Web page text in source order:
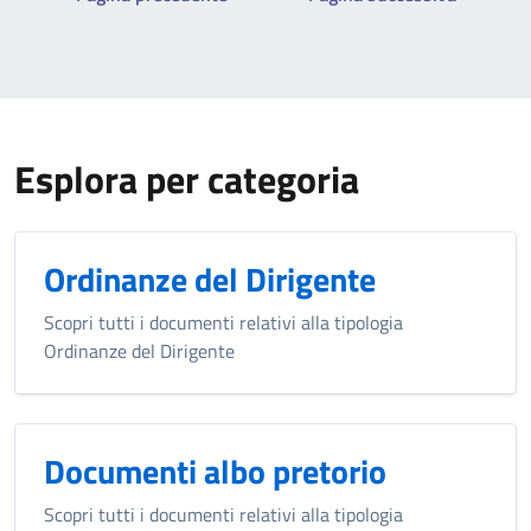
Esplora per categoria
Ordinanze del Dirigente
Scopri tutti i documenti relativi alla tipologia
Ordinanze del Dirigente
Documenti albo pretorio
Scopri tutti i documenti relativi alla tipologia